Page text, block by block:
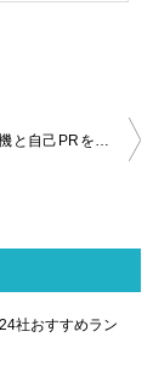
販売職の志望動機と自己PRを転職パターン別にまとめてみた
社おすすめラン